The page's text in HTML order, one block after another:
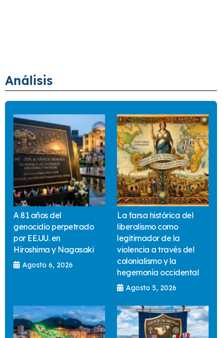
Análisis
A 81 años del
genocidio perpetrado
por EE.UU. en
Hiroshima y Nagasaki
Agosto 6, 2026
La farsa histórica del
liberalismo como
legitimador de la
violencia a través del
colonialismo y la
hegemonía occidental
Agosto 5, 2026